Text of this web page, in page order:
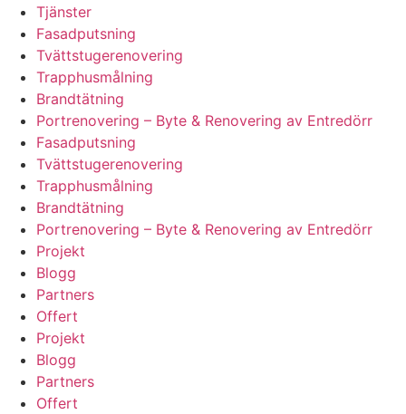
Tjänster
Fasadputsning
Tvättstugerenovering
Trapphusmålning
Brandtätning
Portrenovering – Byte & Renovering av Entredörr
Fasadputsning
Tvättstugerenovering
Trapphusmålning
Brandtätning
Portrenovering – Byte & Renovering av Entredörr
Projekt
Blogg
Partners
Offert
Projekt
Blogg
Partners
Offert